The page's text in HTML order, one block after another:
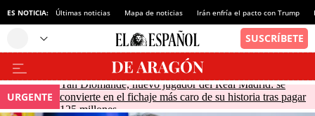
ES NOTICIA: Últimas noticias Mapa de noticias Irán enfría el pacto con Trump
URGENTE
Yan Diomande, nuevo jugador del Real Madrid: se
convierte en el fichaje más caro de su historia tras pagar
125 millones